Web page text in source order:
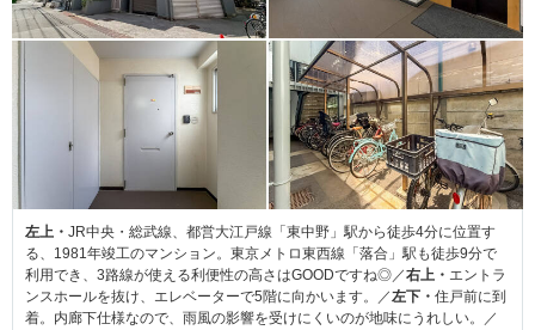
左上・ JR中央・総武線、都営大江戸線「東中野」駅から徒歩4分に位置す
る、1981年竣工のマンション。東京メトロ東西線「落合」駅も徒歩9分で
利用でき、3路線が使える利便性の高さはGOODですね◎／右上・ エントラ
ンスホールを抜け、エレベーターで5階に向かいます。／左下・ 住戸前に到
着。内廊下仕様なので、雨風の影響を受けにくいのが地味にうれしい。／